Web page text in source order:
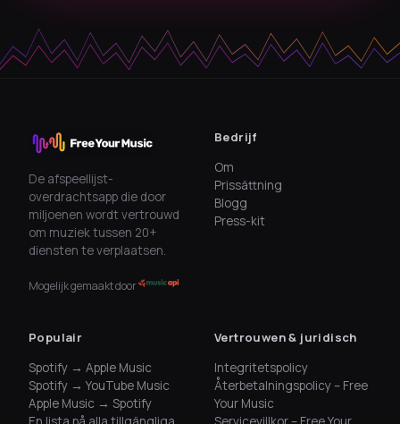
De afspeellijst-
overdrachtsapp die door
miljoenen wordt vertrouwd
om muziek tussen 20+
diensten te verplaatsen.
Mogelijk gemaakt door
Bedrijf
Om
Prissättning
Blogg
Press-kit
Populair
Spotify → Apple Music
Spotify → YouTube Music
Apple Music → Spotify
Vertrouwen & juridisch
Integritetspolicy
Återbetalningspolicy – Free
Your Music